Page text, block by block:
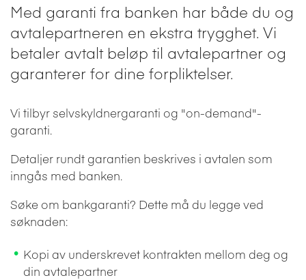
Med garanti fra banken har både du og
avtalepartneren en ekstra trygghet. Vi
betaler avtalt beløp til avtalepartner og
garanterer for dine forpliktelser.
Vi tilbyr selvskyldnergaranti og "on-demand"-
garanti.
Detaljer rundt garantien beskrives i avtalen som
inngås med banken.
Søke om bankgaranti? Dette må du legge ved
søknaden:
Kopi av underskrevet kontrakten mellom deg og
din avtalepartner